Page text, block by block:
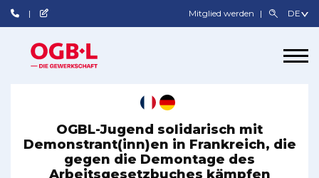
Mitglied werden
OGBL-Jugend solidarisch mit
Demonstrant(inn)en in Frankreich, die
gegen die Demontage des
Arbeitsgesetzbuches kämpfen